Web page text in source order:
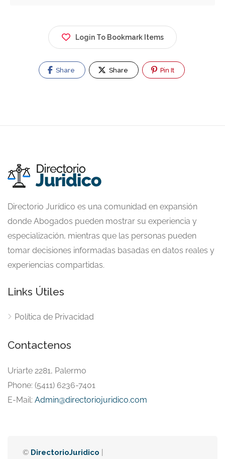
Login To Bookmark Items
Share Share Pin It
Directorio Jurídico es una comunidad en expansión
donde Abogados pueden mostrar su experiencia y
especialización, mientras que las personas pueden
tomar decisiones informadas basadas en datos reales y
experiencias compartidas.
Links Útiles
Política de Privacidad
Contactenos
Uriarte 2281, Palermo
Phone: (5411) 6236-7401
E-Mail: Admin@directoriojuridico.com
© DirectorioJuridico